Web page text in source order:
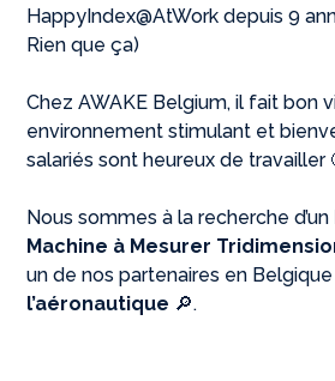
HappyIndex@AtWork depuis 9
Rien que ça)
Chez AWAKE Belgium, il fait bon
environnement stimulant et
salariés sont heureux de travailler
Nous sommes à la recherche d’un
Machine à Mesurer
un de nos partenaires en
l’aéronautique 🔎.